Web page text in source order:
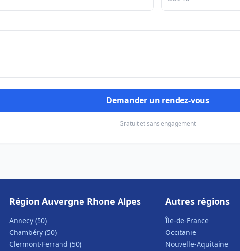
Demander un rendez-vous
Gratuit et sans engagement
Région Auvergne Rhone Alpes
Annecy (50)
Chambéry (50)
Clermont-Ferrand (50)
Autres régions
Île-de-France
Occitanie
Nouvelle-Aquitaine